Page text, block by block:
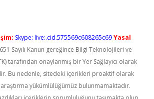
Skype: live:.cid.575569c608265c69Yasal
Sayılı Kanun gereğince Bilgi Teknolojileri ve
tarafından onaylanmış bir Yer Sağlayıcı olarak
Bu nedenle, sitedeki içerikleri proaktif olarak
yükümlülüğümüz bulunmamaktadır.